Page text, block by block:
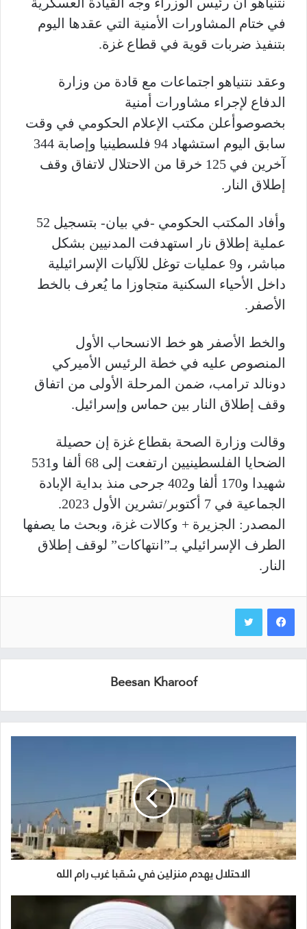
في ختام المشاورات الأمنية التي عقدها اليوم
بتنفيذ ضربات قوية في قطاع غزة.
وعقد نتنياهو اجتماعات مع قادة من وزارة
الدفاع لإجراء مشاورات أمنية
بخصوصوأعلن مكتب الإعلام الحكومي في وقت
سابق اليوم استشهاد 94 فلسطينيا وإصابة 344
آخرين في 125 خرقا من الاحتلال لاتفاق وقف
إطلاق النار.
وأفاد المكتب الحكومي -في بيان- بتسجيل 52
عملية إطلاق نار استهدفت المدنيين بشكل
مباشر، و9 عمليات توغل للآليات الإسرائيلية
داخل الأحياء السكنية متجاوزا ما يُعرف بالخط
الأصفر.
والخط الأصفر هو خط الانسحاب الأول
المنصوص عليه في خطة الرئيس الأميركي
دونالد ترامب، ضمن المرحلة الأولى من اتفاق
وقف إطلاق النار بين حماس وإسرائيل.
وقالت وزارة الصحة بقطاع غزة إن حصيلة
الضحايا الفلسطينيين ارتفعت إلى 68 ألفا و531
شهيدا و170 ألفا و402 جرحى منذ بداية الإبادة
الجماعية في 7 أكتوبر/تشرين الأول 2023.
المصدر: الجزيرة + وكالات غزة، وبحث ما يصفها
الطرف الإسرائيلي بـ”انتهاكات” لوقف إطلاق
النار.
Beesan Kharoof
الاحتلال يهدم منزلين في شقبا غرب رام الله